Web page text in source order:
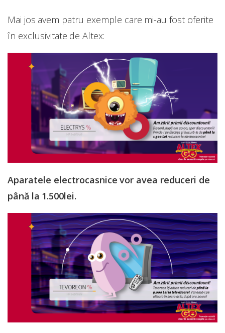
Mai jos avem patru exemple care mi-au fost oferite
în exclusivitate de Altex:
Aparatele electrocasnice vor avea reduceri de
până la 1.500lei.